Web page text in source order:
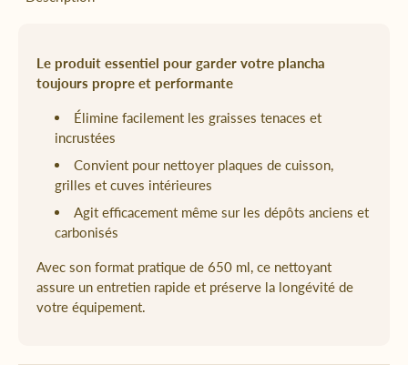
Le produit essentiel pour garder votre plancha
toujours propre et performante
Élimine facilement les graisses tenaces et
incrustées
Convient pour nettoyer plaques de cuisson,
grilles et cuves intérieures
Agit efficacement même sur les dépôts anciens et
carbonisés
Avec son format pratique de 650 ml, ce nettoyant
assure un entretien rapide et préserve la longévité de
votre équipement.